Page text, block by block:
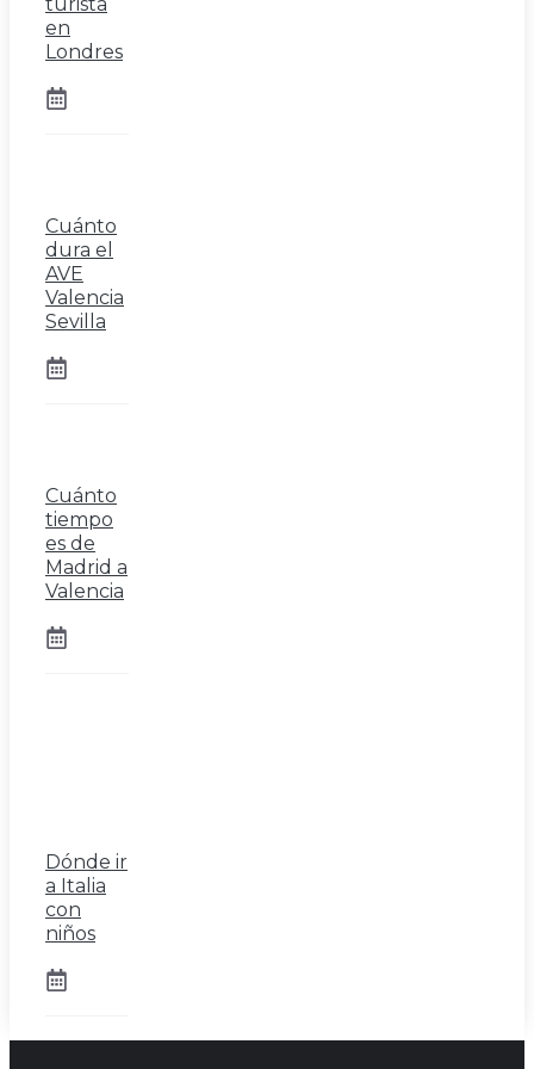
turista
en
Londres
Cuánto
dura el
AVE
Valencia
Sevilla
Cuánto
tiempo
es de
Madrid a
Valencia
Dónde ir
a Italia
con
niños